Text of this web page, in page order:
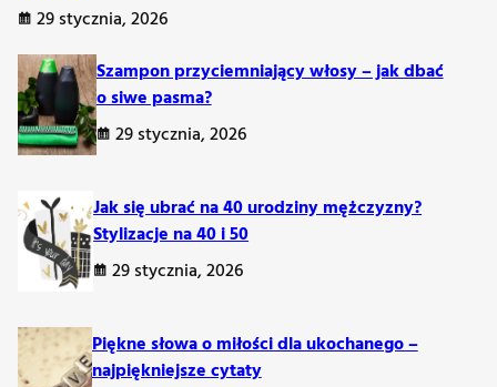
ukojenie i nadzieję. Dla osób pogrążonych w żałobie,
Wsparcie emocjonalne, refleksje o cyklu życia
i odpowiednie gesty mogą wspierać w trudnych
29 stycznia, 2026
Szampon przyciemniający włosy – jak dbać
o siwe pasma?
29 stycznia, 2026
Jak się ubrać na 40 urodziny mężczyzny?
Stylizacje na 40 i 50
29 stycznia, 2026
Piękne słowa o miłości dla ukochanego –
najpiękniejsze cytaty